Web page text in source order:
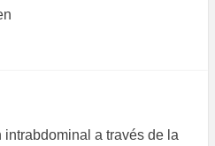
a través de la